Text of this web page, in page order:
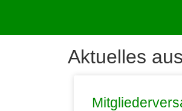
Aktuelles